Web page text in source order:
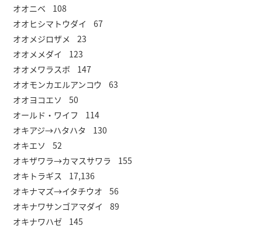
オオニベ 108
オオヒシマトウダイ 67
オオメジロザメ 23
オオメメダイ 123
オオメワラスボ 147
オオモンカエルアンコウ 63
オオヨコエソ 50
オールド・ワイフ 114
オキアジ→ハタハタ 130
オキエソ 52
オキザワラ→カマスサワラ 155
オキトラギス 17,136
オキナマズ→イタチウオ 56
オキナワサンゴアマダイ 89
オキナワハゼ 145